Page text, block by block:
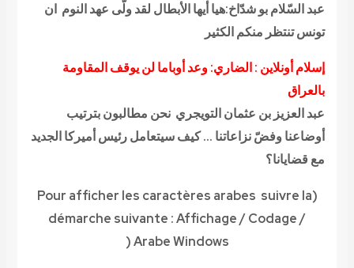
عبد السّلام بو شدّاخ:هيا أيها الأبطال لقد ولّى عهد النوم ان
تونس تنتظر منكم الكثير
إسلام أونلاين : الضاري: وعد أوباما لن يوقف المقاومة
بالعراق
عبد العزيز بن عثمان التويجري نحن مطالبون بترتيب
أوضاعنا وفضّ نزاعاتنا … كيف سيتعامل رئيس أميركا الجديد
مع قضايانا؟
(Pour afficher les caractères arabes suivre la
démarche suivante :Affichage / Codage /
Arabe Windows
(